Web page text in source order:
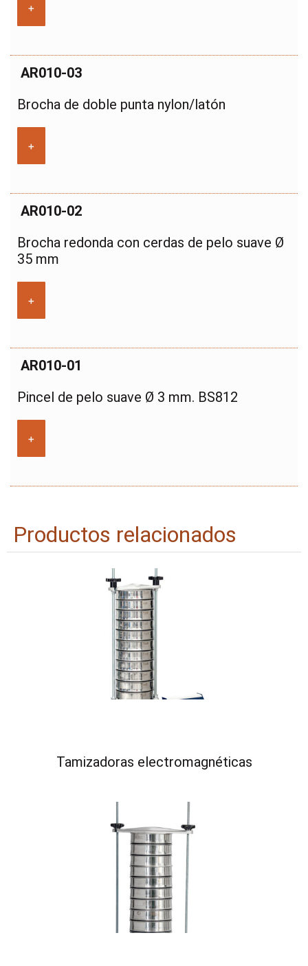
+
AR010-03
Brocha de doble punta nylon/latón
+
AR010-02
Brocha redonda con cerdas de pelo suave Ø
35 mm
+
AR010-01
Pincel de pelo suave Ø 3 mm. BS812
+
Productos relacionados
Tamizadoras electromagnéticas